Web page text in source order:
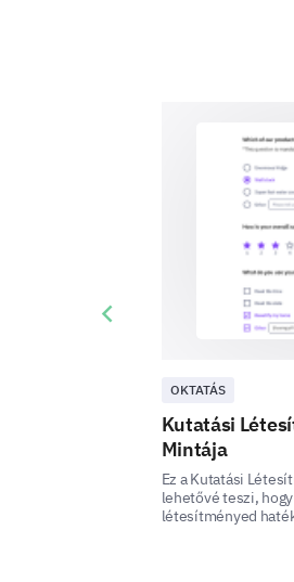
OKTATÁS
Kutatási
Mintája
Ez a Kutatási
lehetővé teszi,
létesítményed
Previous slide